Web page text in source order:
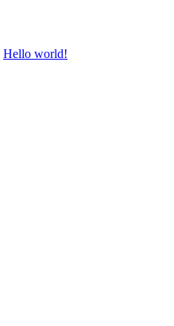
Hello world!